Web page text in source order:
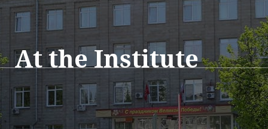
At the Institute